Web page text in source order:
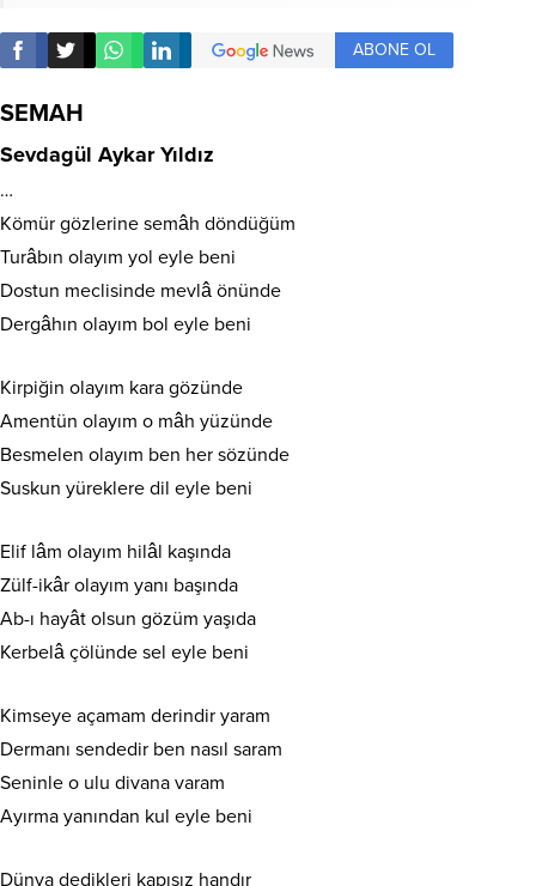
ABONE OL
SEMAH
Sevdagül Aykar Yıldız
…
Kömür gözlerine semâh döndüğüm
Turâbın olayım yol eyle beni
Dostun meclisinde mevlâ önünde
Dergâhın olayım bol eyle beni
Kirpiğin olayım kara gözünde
Amentün olayım o mâh yüzünde
Besmelen olayım ben her sözünde
Suskun yüreklere dil eyle beni
Elif lâm olayım hilâl kaşında
Zülf-ikâr olayım yanı başında
Ab-ı hayât olsun gözüm yaşıda
Kerbelâ çölünde sel eyle beni
Kimseye açamam derindir yaram
Dermanı sendedir ben nasıl saram
Seninle o ulu divana varam
Ayırma yanından kul eyle beni
Dünya dedikleri kapısız handır